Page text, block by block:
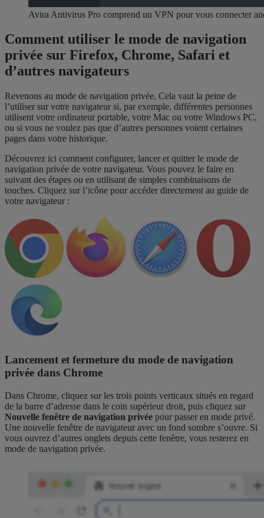
Avira Antivirus Pro comprend un VPN pour vous connecter
Comment utiliser le mode de navigation
privée sur Firefox, Chrome, Safari et
d’autres navigateurs
Revenons au mode de navigation privée. Cela vaut la peine de
l’utiliser sur votre navigateur si, par exemple, différentes personnes
utilisent votre ordinateur portable, votre Mac ou votre Windows PC,
ou si vous ne voulez pas que d’autres personnes voient certaines
pages dans votre historique.
Découvrez ici comment configurer, lancer et quitter le mode de
navigation privée de votre navigateur. Vous pouvez le faire en
suivant des étapes ou en utilisant de simples combinaisons de
touches. Cliquez sur l’icône pour accéder directement au guide de
votre navigateur :
Lancement et fermeture du mode de navigation
privée dans Chrome
Dans Chrome, cliquez sur les trois points verticaux situés en regard
de la barre d’adresse dans le coin supérieur droit, puis cliquez sur
Nouvelle fenêtre de navigation privée pour passer en mode privé.
Une nouvelle fenêtre de navigateur avec un fond sombre s’ouvre. Si
vous ouvrez d’autres onglets depuis cette fenêtre, vous resterez en
mode de navigation privée.